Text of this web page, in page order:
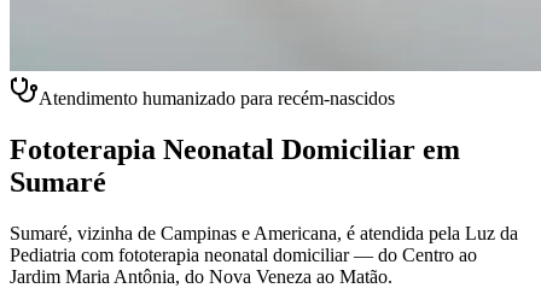
Atendimento humanizado para recém-nascidos
Fototerapia Neonatal Domiciliar em
Sumaré
Sumaré, vizinha de Campinas e Americana, é atendida pela Luz da
Pediatria com fototerapia neonatal domiciliar — do Centro ao
Jardim Maria Antônia, do Nova Veneza ao Matão.